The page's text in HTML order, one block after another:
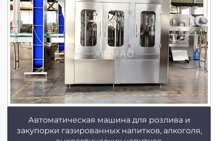
Автоматическая машина для розлива и
закупорки газированных напитков, алкоголя,